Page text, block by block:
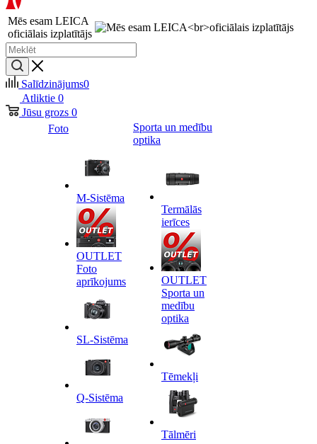
Mēs esam LEICA
oficiālais izplatītājs
Salīdzinājums0
Atliktie 0
Jūsu grozs 0
Foto
M-Sistēma
OUTLET
Foto
aprīkojums
SL-Sistēma
Q-Sistēma
Sporta un medību
optika
Termālās
ierīces
OUTLET
Sporta un
medību
optika
Tēmekļi
Tālmēri